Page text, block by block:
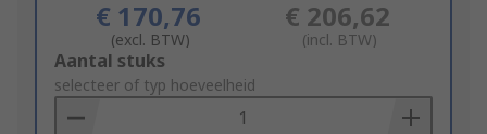
€ 170,76
(excl. BTW)
€ 206,62
(incl. BTW)
Add
to
Basket
Aantal stuks
selecteer of typ hoeveelheid